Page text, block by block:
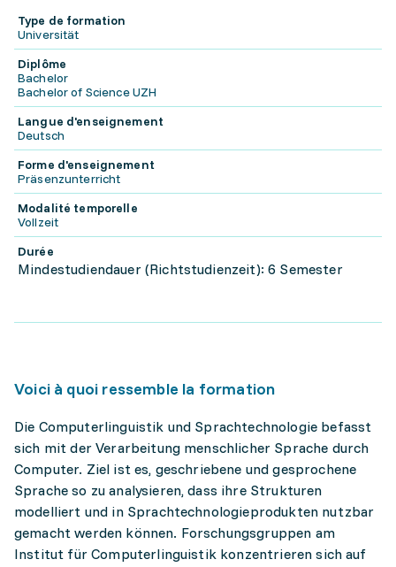
Type de formation
Universität
Diplôme
Bachelor
Bachelor of Science UZH
Langue d'enseignement
Deutsch
Forme d'enseignement
Präsenzunterricht
Modalité temporelle
Vollzeit
Durée
Mindestudiendauer (Richtstudienzeit): 6 Semester
Voici à quoi ressemble la formation
Die Computerlinguistik und Sprachtechnologie befasst
sich mit der Verarbeitung menschlicher Sprache durch
Computer. Ziel ist es, geschriebene und gesprochene
Sprache so zu analysieren, dass ihre Strukturen
modelliert und in Sprachtechnologieprodukten nutzbar
gemacht werden können. Forschungsgruppen am
Institut für Computerlinguistik konzentrieren sich auf